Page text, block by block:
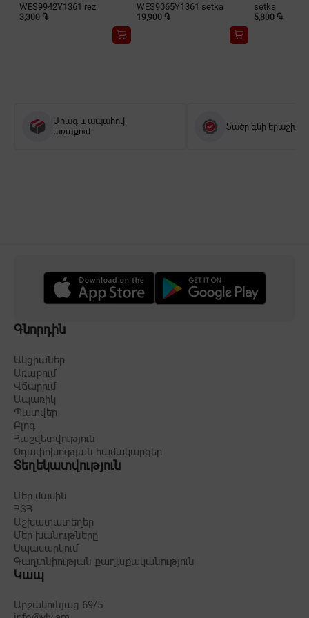
WES9942Y1361 rez
3,300 ֏
WES9065Y1361 setka
19,900 ֏
setka
5,800 ֏
Արագ և ապահով
առաքում
Ցածր գնի երաշխիք
Գնորդին
Ակցիաներ
Առաքում
Վճարում
Ապառիկ
Պատվեր
Բլոգ
Հաշվետվություն
Օդափոխության համակարգեր
Տեղեկատվություն
Մեր մասին
ՀՏՀ
Աշխատատեղեր
Մեր խանութները
Սպասարկում
Գաղտնիության քաղաքականություն
Կապ
Արշակունյաց 69/5